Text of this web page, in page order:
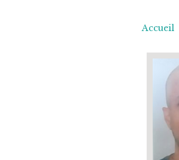
Accueil